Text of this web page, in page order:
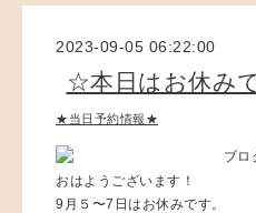
2023-09-05 06:22:00
☆本日はお休み
★当日予約情報★
おはようございます！
9月５〜7日はお休みです。